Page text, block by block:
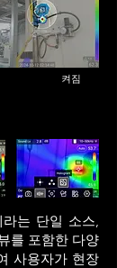
짐
는 단일 소스,
를 포함한 다양
사용자가 현장